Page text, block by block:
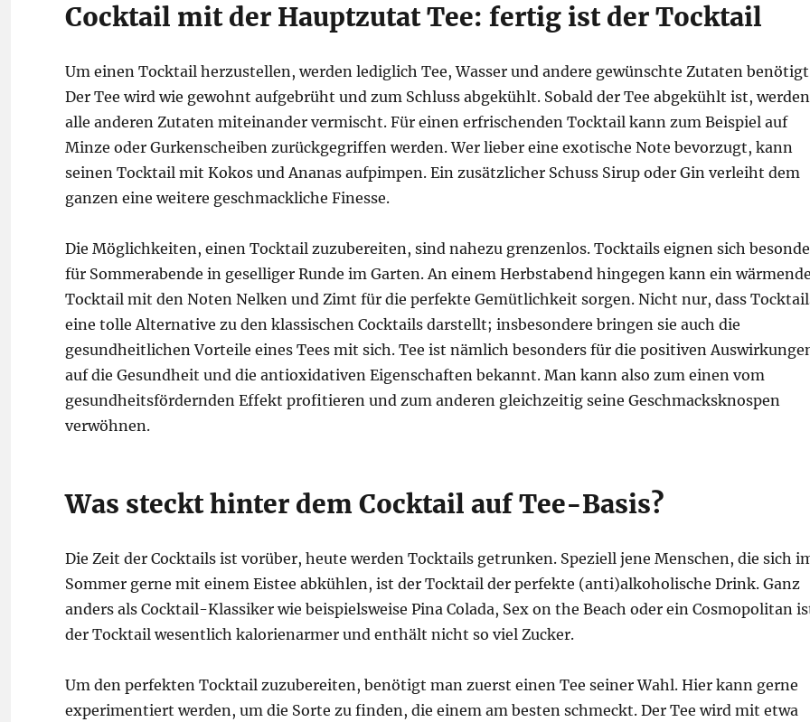
Cocktail mit der Hauptzutat Tee: fertig ist der Tocktail
Um einen Tocktail herzustellen, werden lediglich Tee, Wasser und andere gewünschte Zutaten
Der Tee wird wie gewohnt aufgebrüht und zum Schluss abgekühlt. Sobald der Tee abgekühlt ist, werden
alle anderen Zutaten miteinander vermischt. Für einen erfrischenden Tocktail kann zum Beispiel auf
Minze oder Gurkenscheiben zurückgegriffen werden. Wer lieber eine exotische Note bevorzugt, kann
seinen Tocktail mit Kokos und Ananas aufpimpen. Ein zusätzlicher Schuss Sirup oder Gin verleiht dem
ganzen eine weitere geschmackliche Finesse.
Die Möglichkeiten, einen Tocktail zuzubereiten, sind nahezu grenzenlos. Tocktails eignen sich
für Sommerabende in geselliger Runde im Garten. An einem Herbstabend hingegen kann ein
Tocktail mit den Noten Nelken und Zimt für die perfekte Gemütlichkeit sorgen. Nicht nur, dass
eine tolle Alternative zu den klassischen Cocktails darstellt; insbesondere bringen sie auch die
gesundheitlichen Vorteile eines Tees mit sich. Tee ist nämlich besonders für die positiven
auf die Gesundheit und die antioxidativen Eigenschaften bekannt. Man kann also zum einen vom
gesundheitsfördernden Effekt profitieren und zum anderen gleichzeitig seine Geschmacksknospen
verwöhnen.
Was steckt hinter dem Cocktail auf Tee-Basis?
Die Zeit der Cocktails ist vorüber, heute werden Tocktails getrunken. Speziell jene Menschen, die sich
Sommer gerne mit einem Eistee abkühlen, ist der Tocktail der perfekte (anti)alkoholische Drink. Ganz
anders als Cocktail-Klassiker wie beispielsweise Pina Colada, Sex on the Beach oder ein Cosmopolitan
der Tocktail wesentlich kalorienarmer und enthält nicht so viel Zucker.
Um den perfekten Tocktail zuzubereiten, benötigt man zuerst einen Tee seiner Wahl. Hier kann gerne
experimentiert werden, um die Sorte zu finden, die einem am besten schmeckt. Der Tee wird mit etwa